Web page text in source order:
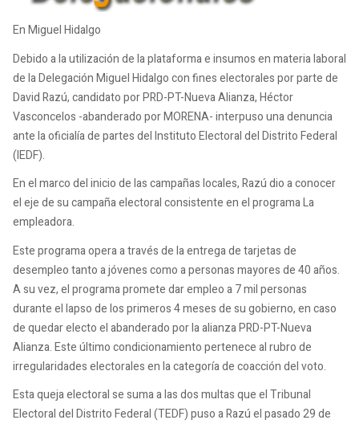
En Miguel Hidalgo
Debido a la utilización de la plataforma e insumos en materia laboral
de la Delegación Miguel Hidalgo con fines electorales por parte de
David Razú, candidato por PRD-PT-Nueva Alianza, Héctor
Vasconcelos -abanderado por MORENA- interpuso una denuncia
ante la oficialía de partes del Instituto Electoral del Distrito Federal
(IEDF).
En el marco del inicio de las campañas locales, Razú dio a conocer
el eje de su campaña electoral consistente en el programa La
empleadora.
Este programa opera a través de la entrega de tarjetas de
desempleo tanto a jóvenes como a personas mayores de 40 años.
A su vez, el programa promete dar empleo a 7 mil personas
durante el lapso de los primeros 4 meses de su gobierno, en caso
de quedar electo el abanderado por la alianza PRD-PT-Nueva
Alianza. Este último condicionamiento pertenece al rubro de
irregularidades electorales en la categoría de coacción del voto.
Esta queja electoral se suma a las dos multas que el Tribunal
Electoral del Distrito Federal (TEDF) puso a Razú el pasado 29 de